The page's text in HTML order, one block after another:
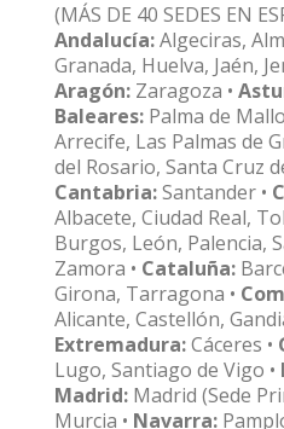
(MÁS DE 40 SEDES EN
Andalucía:Algeciras,
Granada, Huelva, Jaén,
Aragón: Zaragoza •
Baleares: Palma de
Arrecife, Las Palmas de
del Rosario, Santa Cruz
Cantabria:Santander •
Albacete, Ciudad Real,
Burgos, León, Palencia,
Zamora • Cataluña:
Girona, Tarragona •
Alicante, Castellón,
Extremadura:Cáceres •
Lugo, Santiago de Vigo •
Madrid: Madrid (Sede
Murcia • Navarra: